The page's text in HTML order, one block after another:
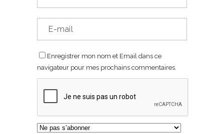
Enregistrer mon nom et Email dans ce
navigateur pour mes prochains commentaires.